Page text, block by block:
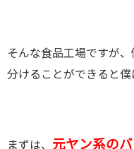
そんな食品工場ですが
分けることができると僕
まずは、 元ヤン系の